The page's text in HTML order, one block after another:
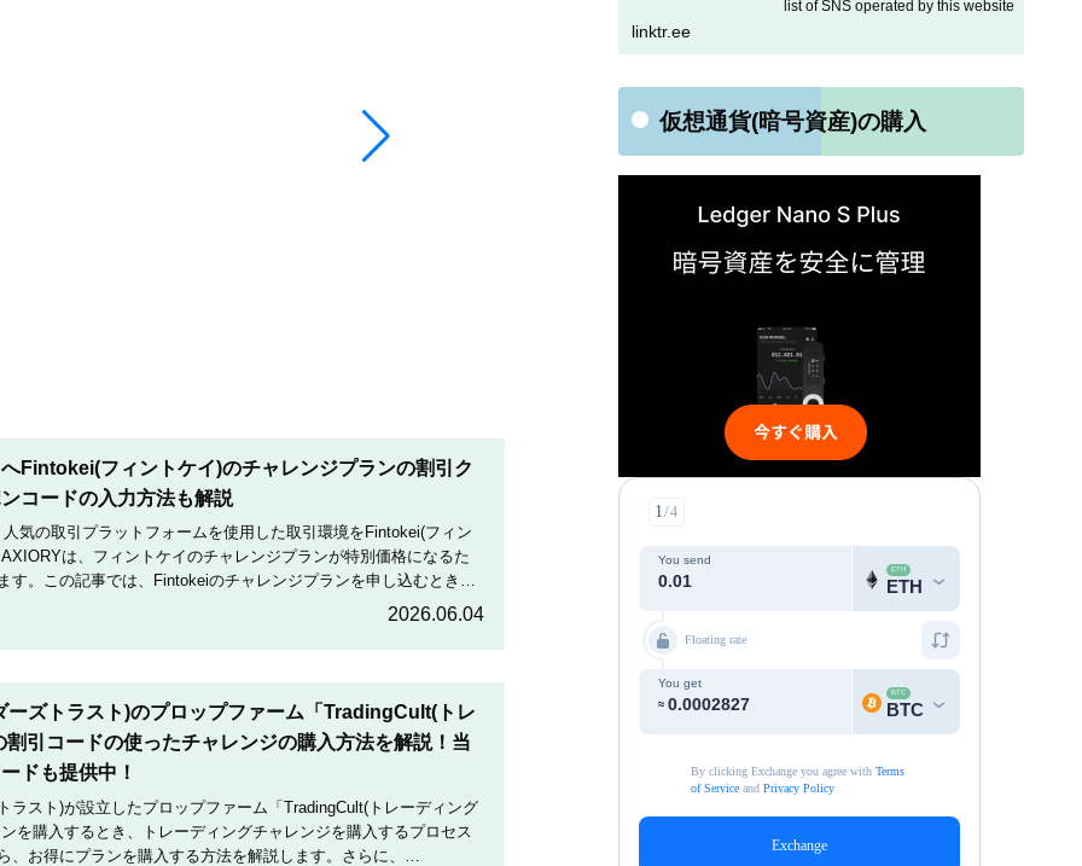
Fintokei(フィントケイ)のチャレンジプランの割引ク
コードの入力方法も解説
気の取引プラットフォームを使用した取引環境をFintokei(フィン
は、フィントケイのチャレンジプランが特別価格になるた
す。この記事では、Fintokeiのチャレンジプランを申し込むときの
2026.06.04
ズトラスト)のプロップファーム「TradingCult(トレ
割引コードの使ったチャレンジの購入方法を解説！当
ドも提供中！
ラスト)が設立したプロップファーム「TradingCult(トレーディング
を購入するとき、トレーディングチャレンジを購入するプロセス
、お得にプランを購入する方法を解説します。さらに、
list of SNS operated by this website
linktr.ee
仮想通貨(暗号資産)の購入